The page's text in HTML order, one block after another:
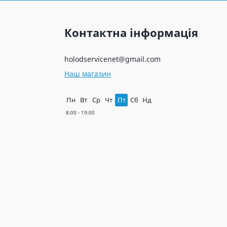
Контактна інформація
holodservicenet@gmail.com
Наш магазин
Пн Вт Ср Чт Пт Сб Нд